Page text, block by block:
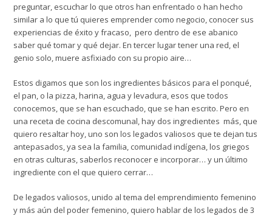
preguntar, escuchar lo que otros han enfrentado o han hecho
similar a lo que tú quieres emprender como negocio, conocer sus
experiencias de éxito y fracaso, pero dentro de ese abanico
saber qué tomar y qué dejar. En tercer lugar tener una red, el
genio solo, muere asfixiado con su propio aire…
Estos digamos que son los ingredientes básicos para el ponqué,
el pan, o la pizza, harina, agua y levadura, esos que todos
conocemos, que se han escuchado, que se han escrito. Pero en
una receta de cocina descomunal, hay dos ingredientes más, que
quiero resaltar hoy, uno son los legados valiosos que te dejan tus
antepasados, ya seala familia, comunidad indígena, los griegos
en otras culturas, saberlos reconocer e incorporar… y un último
ingrediente con el que quiero cerrar…
De legados valiosos, unido al tema del emprendimiento femenino
y más aún del poder femenino, quiero hablar de los legados de 3